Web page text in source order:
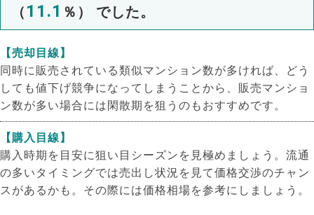
（ 11.1 ％） でした。
【売却目線】
同時に販売されている類似マンション数が多ければ、どう
しても値下げ競争になってしまうことから、販売マンショ
ン数が多い場合には閑散期を狙うのもおすすめです。
【購入目線】
購入時期を目安に狙い目シーズンを見極めましょう。流通
の多いタイミングでは売出し状況を見て価格交渉のチャン
スがあるかも。その際には価格相場を参考にしましょう。